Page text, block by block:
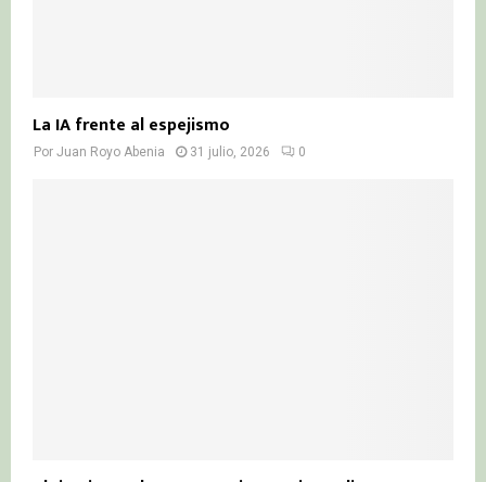
La IA frente al espejismo
Por Juan Royo Abenia 31 julio, 2026 0